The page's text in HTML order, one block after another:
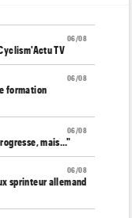
06/08
TV
06/08
formation
06/08
mais…"
06/08
sprinteur allemand